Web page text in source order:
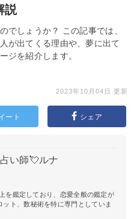
説
でしょうか？ この記事では、
が出てくる理由や、夢に出て
ジを紹介します。
2023年10月04日 更新
ート シェア
い師💘ルナ
を鑑定しており、恋愛全般の鑑定が
ト、数秘術を特に専門としていま